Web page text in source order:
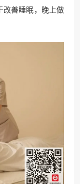
改善睡眠，晚上做